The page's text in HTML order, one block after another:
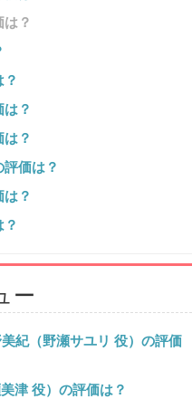
？
？
？
価は？
？
ー
紀（野瀬サユリ 役）の評価
津 役）の評価は？